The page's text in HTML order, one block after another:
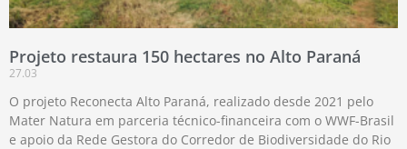
Projeto restaura 150 hectares no Alto Paraná
27.03
O projeto Reconecta Alto Paraná, realizado desde 2021 pelo
Mater Natura em parceria técnico-financeira com o WWF-Brasil
e apoio da Rede Gestora do Corredor de Biodiversidade do Rio